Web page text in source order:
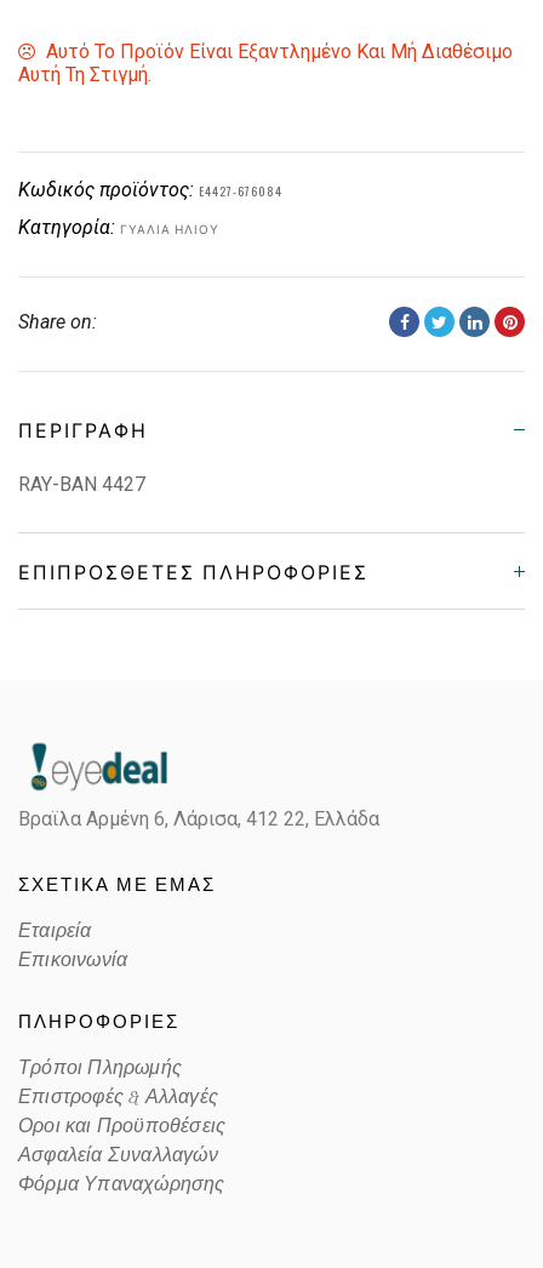
Αυτό Το Προϊόν Είναι Εξαντλημένο Και Μή Διαθέσιμο
Αυτή Τη Στιγμή.
Κωδικός προϊόντος: E4427-676084
Κατηγορία: ΓΥΑΛΙΆ ΗΛΊΟΥ
Share on:
ΠΕΡΙΓΡΑΦΉ
RAY-BAN 4427
ΕΠΙΠΡΌΣΘΕΤΕΣ ΠΛΗΡΟΦΟΡΊΕΣ
Color
Lens Color PINK
Color code
Βραϊλα Αρμένη 6, Λάρισα, 412 22, Ελλάδα
ΣΧΕΤΙΚΑ ΜΕ ΕΜΑΣ
Εταιρεία
Επικοινωνία
ΠΛΗΡΟΦΟΡΙΕΣ
Τρόποι Πληρωμής
Επιστροφές & Αλλαγές
Οροι και Προϋποθέσεις
Ασφαλεία Συναλλαγών
Φόρμα Υπαναχώρησης